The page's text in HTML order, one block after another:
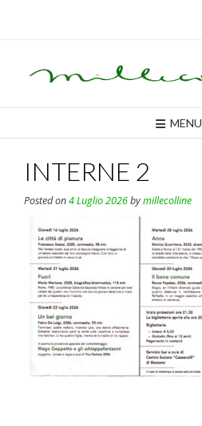
MENU
INTERNE 2
Posted on4 Luglio 2026bymillecolline